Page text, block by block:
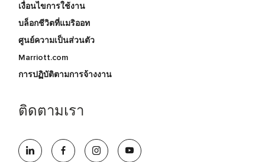
เงื่อนไขการใช้งาน
บล็อกชีวิตที่แมริออท
ศูนย์ความเป็นส่วนตัว
Marriott.com
การปฏิบัติตามการจ้างงาน
ติดตามเรา